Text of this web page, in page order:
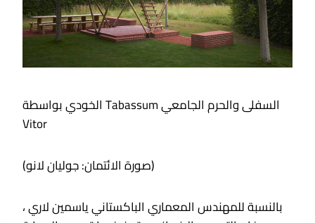
الخودي بواسطة Tabassum السفلى والحرم الجامعي
Vitor
(صورة الائتمان: جوليان لانو)
بالنسبة للمهندس المعماري الباكستاني ياسمين لاري ،